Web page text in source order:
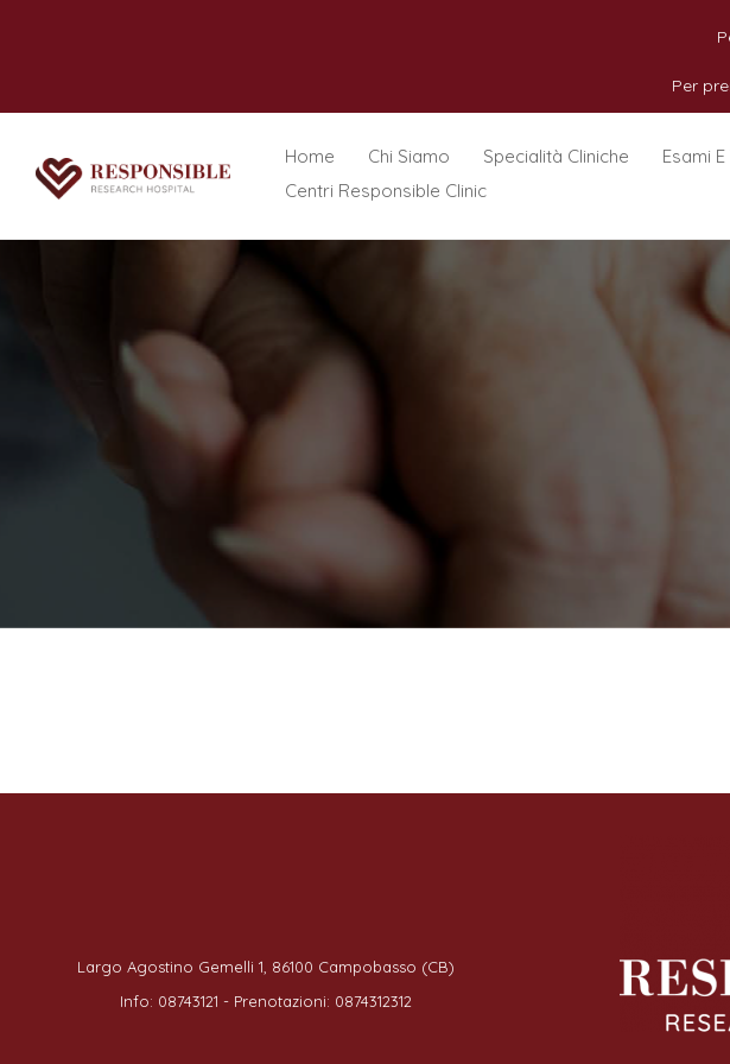
Per
Home Chi Siamo Specialità Cliniche Esami
Centri Responsible Clinic
Largo Agostino Gemelli 1, 86100 Campobasso (CB)
Info: 08743121 - Prenotazioni: 0874312312